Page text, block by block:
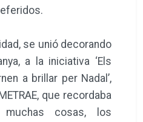
se unió decorando
a la iniciativa ‘Els
a brillar per Nadal’,
que recordaba
cosas, los